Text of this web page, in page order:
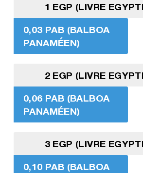
1 EGP (LIVRE
0,03 PAB (BALBOA
PANAMÉEN)
2 EGP (LIVRE
0,06 PAB (BALBOA
PANAMÉEN)
3 EGP (LIVRE
0,10 PAB (BALBOA